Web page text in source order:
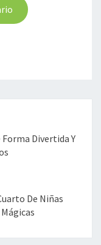
Forma Divertida Y
De Niñas